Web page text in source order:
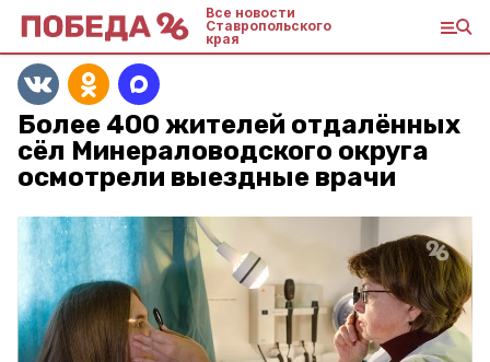
Все новости
Ставропольского
края
Более 400 жителей отдалённых
сёл Минераловодского округа
осмотрели выездные врачи